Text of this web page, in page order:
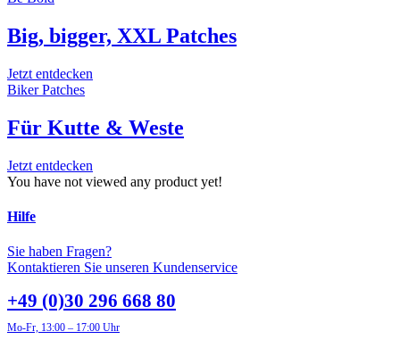
Big, bigger, XXL Patches
Jetzt entdecken
Biker Patches
Für Kutte & Weste
Jetzt entdecken
You have not viewed any product yet!
Hilfe
Sie haben Fragen?
Kontaktieren Sie unseren Kundenservice
+49 (0)30 296 668 80
Mo-Fr, 13:00 – 17:00 Uhr